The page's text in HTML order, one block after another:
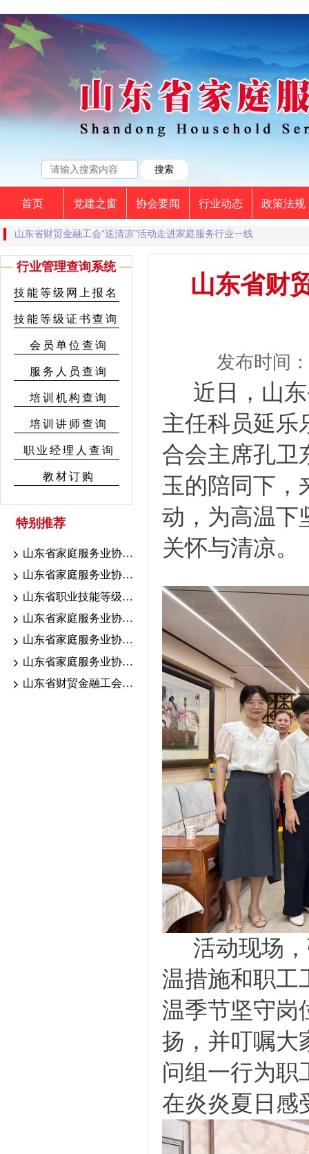
首页 党建之窗 协会要闻 行业动态 政策法规
山东省财贸金融工会“送清凉”活动走进家庭服务行业一线
行业管理查询系统
技能等级网上报名
技能等级证书查询
会员单位查询
服务人员查询
培训机构查询
培训讲师查询
职业经理人查询
教材订购
特别推荐
山东省家庭服务业协会7.18-19联考证书颁发公示
山东省家庭服务业协会7.10-16考期证书颁发公示
山东省职业技能等级认定育婴联考山东省家庭服务业协会考点成绩公示
山东省家庭服务业协会职业技能等级认定2026年7.10-16考期成绩公示
山东省家庭服务业协会2026.6.13-18考期证书颁发公示
山东省家庭服务业协会2026年职业技能等级认定公告
山东省财贸金融工会“送清凉”活动走进家庭服务行业一线
山东省财
发布时间
近日，山
主任科员延乐
合会主席孔卫
玉的陪同下，
动，为高温下
关怀与清凉。
活动现场
温措施和职工
温季节坚守岗
扬，并叮嘱大
问组一行为职
在炎炎夏日感